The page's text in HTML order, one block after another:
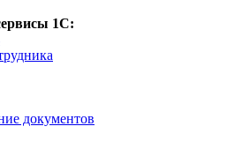
1С:
документов